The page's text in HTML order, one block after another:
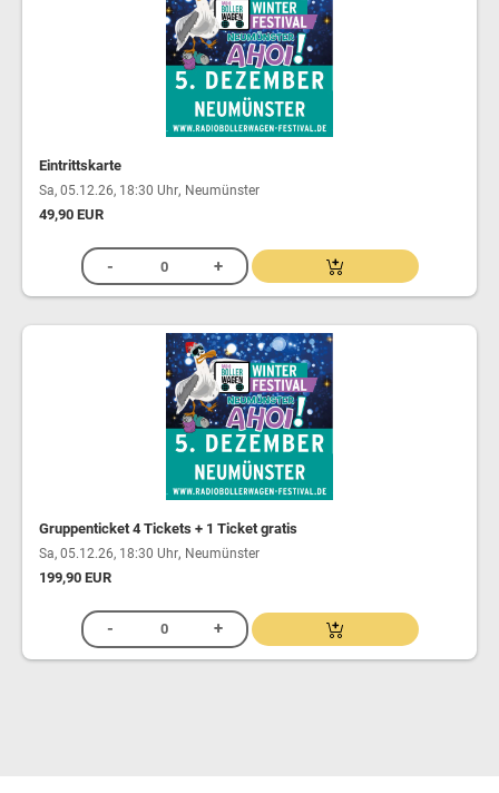
Eintrittskarte
Sa, 05.12.26, 18:30 Uhr, Neumünster
49,90 EUR
Gruppenticket 4 Tickets + 1 Ticket gratis
Sa, 05.12.26, 18:30 Uhr, Neumünster
199,90 EUR